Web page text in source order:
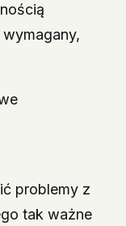
problemy z
tak ważne